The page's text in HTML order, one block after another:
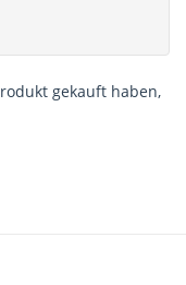
gekauft haben,